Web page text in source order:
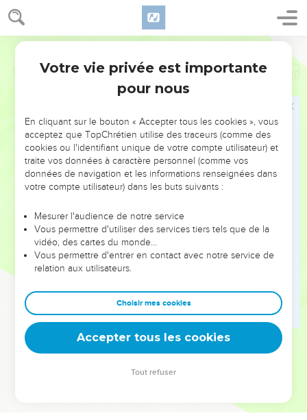
NE MANQUEZ PAS L’ÉVÉNEMENT
DE L’ANNÉE !
ET SI LEURS ERREURS POUVAIENT VOUS ÉVITER LES
VOTRES ?
leur foi ou leur vision. Mais on voit moins les doutes, les erreurs
et les saisons difficiles qu'ils ont traversés, alors même que ce
sont elles qui les ont façonnés.
Dans cette conférence, leaders, entrepreneurs, et responsables
clés pour avancer avec plus de sagesse afin que leurs erreurs
deviennent vos tremplins. Que vous guidiez un ministère, une
équipe, un groupe ou une famille, leur expérience est faite
Psaumes 135
Votre vie privée est importante
pour nous
En cliquant sur le bouton « Accepter tous les cookies », vous
acceptez que TopChrétien utilise des traceurs (comme des
cookies ou l'identifiant unique de votre compte utilisateur) et
traite vos données à caractère personnel (comme vos
données de navigation et les informations renseignées dans
votre compte utilisateur) dans les buts suivants :
Mesurer l'audience de notre service
Vous permettre d'utiliser des services tiers tels que de la
vidéo, des cartes du monde…
Vous permettre d'entrer en contact avec notre service de
relation aux utilisateurs.
Choisir mes cookies
Accepter tous les cookies
Tout refuser